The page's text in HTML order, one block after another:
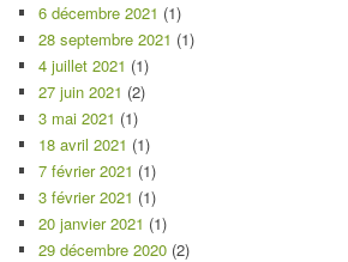
6 décembre 2021 (1)
28 septembre 2021 (1)
4 juillet 2021 (1)
27 juin 2021 (2)
3 mai 2021 (1)
18 avril 2021 (1)
7 février 2021 (1)
3 février 2021 (1)
20 janvier 2021 (1)
29 décembre 2020 (2)